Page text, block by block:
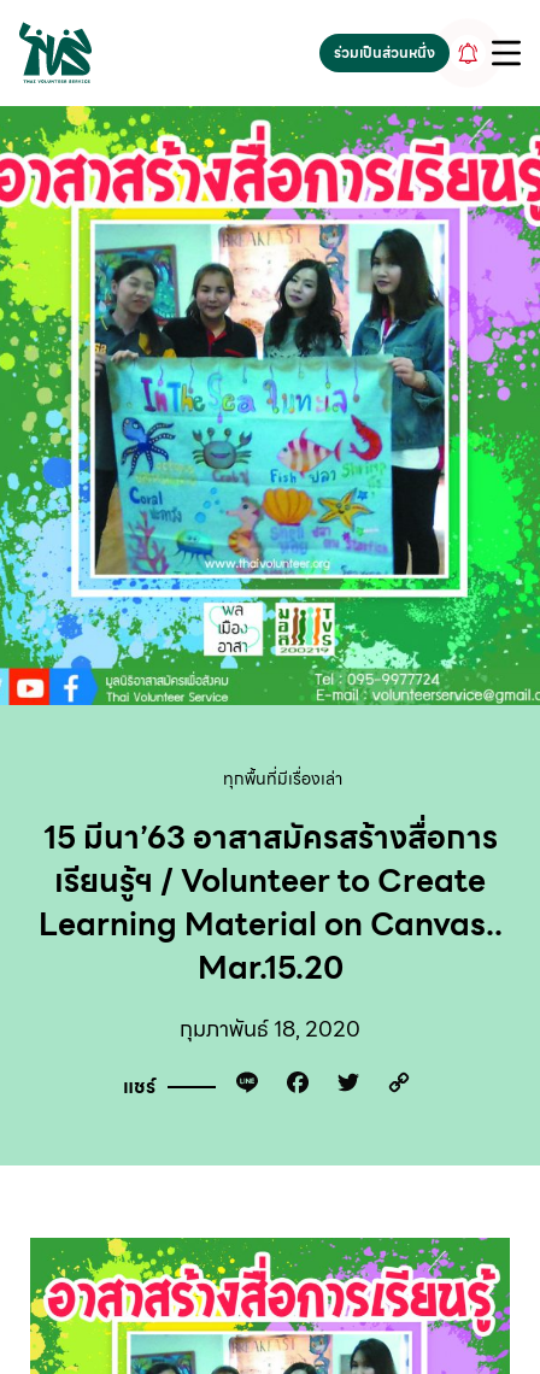
gv-5iuoxpem74qfjw.dv.googlehosted.com
ร่วมเป็นส่วนหนึ่ง
ทุกพื้นที่มีเรื่องเล่า
15 มีนา’63 อาสาสมัครสร้างสื่อการ
เรียนรู้ฯ / Volunteer to Create
Learning Material on Canvas..
Mar.15.20
กุมภาพันธ์ 18, 2020
แชร์ Line Facebook
Twitter